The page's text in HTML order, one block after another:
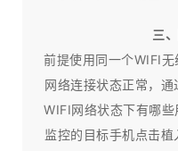
三
前提使用同一个WIFI
网络连接状态正常，
WIFI网络状态下有哪
监控的目标手机点击